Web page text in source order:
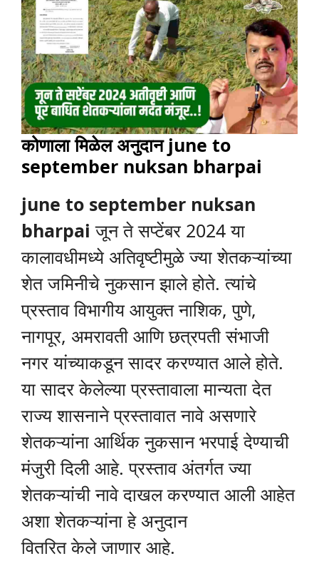
कोणाला मिळेल अनुदानjune to
september nuksan bharpai
june to september nuksan
bharpai जून ते सप्टेंबर 2024 या
कालावधीमध्ये अतिवृष्टीमुळे ज्या शेतकऱ्यांच्या
शेत जमिनीचे नुकसान झाले होते. त्यांचे
प्रस्ताव विभागीय आयुक्त नाशिक, पुणे,
नागपूर, अमरावती आणि छत्रपती संभाजी
नगर यांच्याकडून सादर करण्यात आले होते.
या सादर केलेल्या प्रस्तावाला मान्यता देत
राज्य शासनाने प्रस्तावात नावे असणारे
शेतकऱ्यांना आर्थिक नुकसान भरपाई देण्याची
मंजुरी दिली आहे. प्रस्ताव अंतर्गत ज्या
शेतकऱ्यांची नावे दाखल करण्यात आली आहेत
अशा शेतकऱ्यांना हे अनुदान
वितरित केले जाणार आहे.